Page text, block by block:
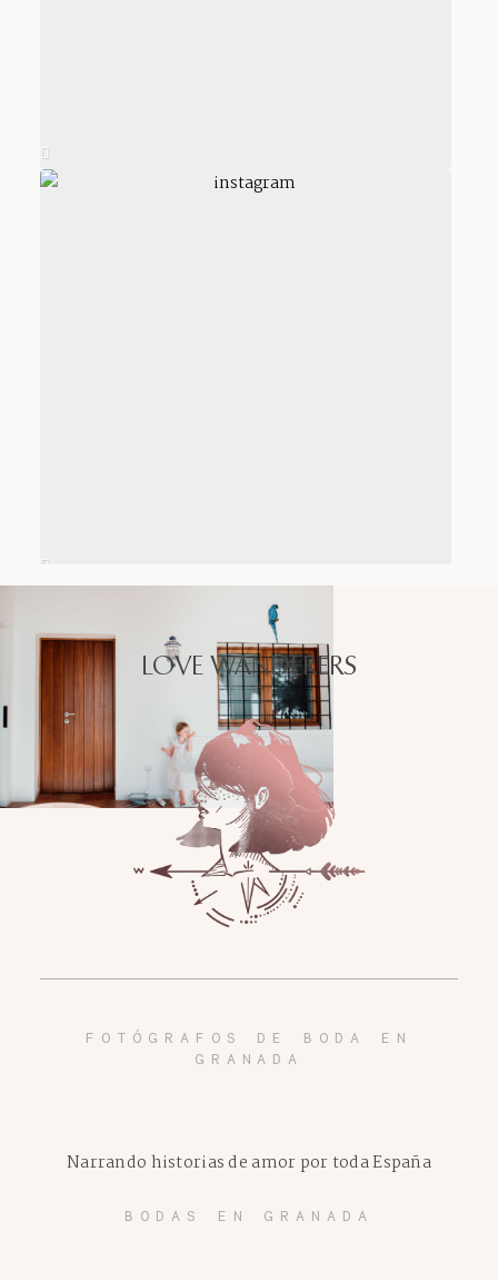
LOVE WANDERERS
FOTÓGRAFOS DE BODA EN
GRANADA
BODAS EN GRANADA
Narrando historias de amor por toda España